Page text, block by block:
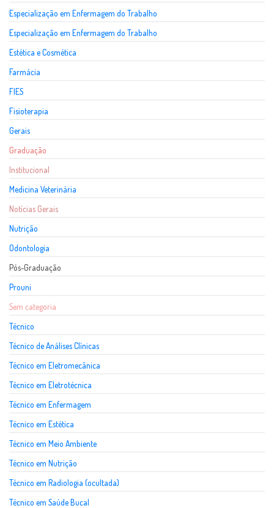
Especialização em Enfermagem do Trabalho
Especialização em Enfermagem do Trabalho
Estética e Cosmética
Farmácia
FIES
Fisioterapia
Gerais
Graduação
Institucional
Medicina Veterinária
Notícias Gerais
Nutrição
Odontologia
Pós-Graduação
Prouni
Sem categoria
Técnico
Técnico de Análises Clínicas
Técnico em Eletromecânica
Técnico em Eletrotécnica
Técnico em Enfermagem
Técnico em Estética
Técnico em Meio Ambiente
Técnico em Nutrição
Técnico em Radiologia (ocultada)
Técnico em Saúde Bucal